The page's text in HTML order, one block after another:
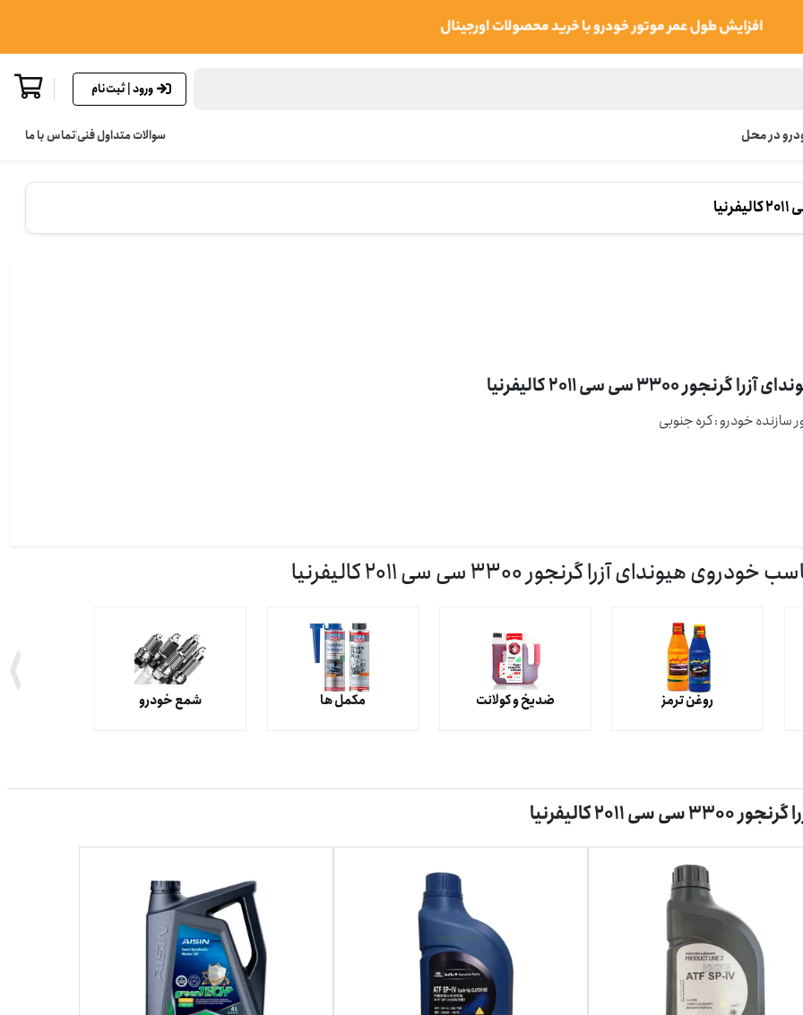
ورود | ثبت‌نام
در محل سوالات متداول فنیتماس با ما
آزرا گرنجور 3300 سی سی 2011 کالیفرنیا
سازنده خودرو : كره جنوبی
هیوندای آزرا گرنجور 3300 سی سی 2011 کالیفرنیا
شمع خودرو مکمل ها ضدیخ و کولانت روغن ترمز
سی 2011 کالیفرنیا